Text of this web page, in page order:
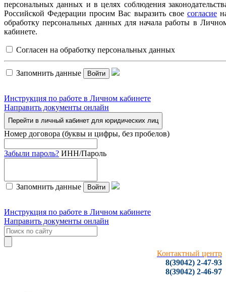
персональных данных и в целях соблюдения
Российской Федерации просим Вас выразить свое согласие
обработку персональных данных для начала работы в
кабинете.
Согласен на обработку персональных данных
Запомнить данные Войти
Инструкция по работе в Личном кабинете
Направить документы онлайн
Перейти в личный кабинет для юридических лиц
Номер договора (буквы и цифры, без пробелов)
Забыли пароль? ИНН/Пароль
Запомнить данные Войти
Инструкция по работе в Личном кабинете
Направить документы онлайн
Контактный центр
8(39042) 2-47-93
8(39042) 2-46-97